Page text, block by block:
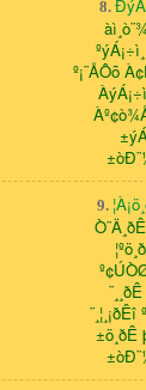
8.
º¡¨ÅÔõ
9.
±ö¸ðÊ